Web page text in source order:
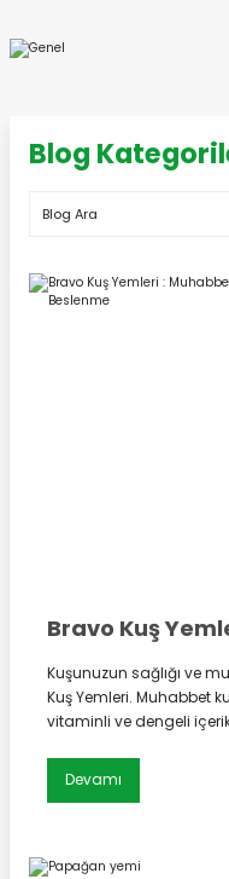
Blog
Kuşunuzun sağlığı ve
Kuş Yemleri. Muhabbet
vitaminli ve dengeli
Devamı